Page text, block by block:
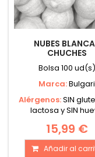
NUBES
CHUCHES
Bolsa 100 ud(s)
Marca:Bulgari
Alérgenos:SIN
lactosa y SIN
15,99 €
Añadir al